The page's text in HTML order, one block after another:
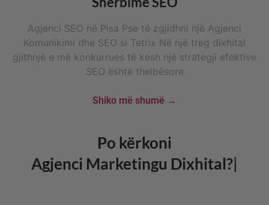
Agjenci SEO në Pisa Pse të zgjidhni një Agjenci
Komunikimi dhe SEO si Tetrix Në një treg dixhital
gjithnjë e më konkurrues të kesh një strategji efektive
SEO është thelbësore
Shiko më shumë →
Po kërkoni
Agjenci Marketingu Dixhital?